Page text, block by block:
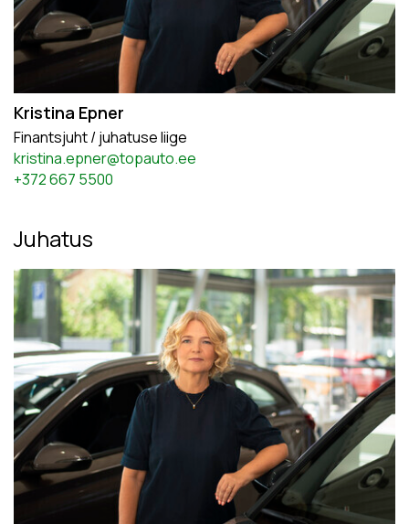
Kristina Epner
Finantsjuht / juhatuse liige
kristina.epner@topauto.ee
+372 667 5500
Juhatus